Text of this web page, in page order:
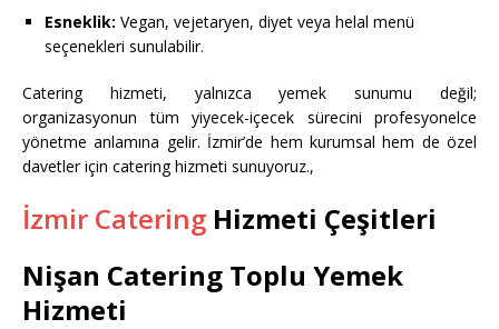
Esneklik: Vegan, vejetaryen, diyet veya helal menü
seçenekleri sunulabilir.
Catering hizmeti, yalnızca yemek sunumu değil;
organizasyonun tüm yiyecek-içecek sürecini profesyonelce
yönetme anlamına gelir. İzmir’de hem kurumsal hem de özel
davetler için catering hizmeti sunuyoruz.,
İzmir Catering Hizmeti Çeşitleri
Nişan Catering Toplu Yemek
Hizmeti